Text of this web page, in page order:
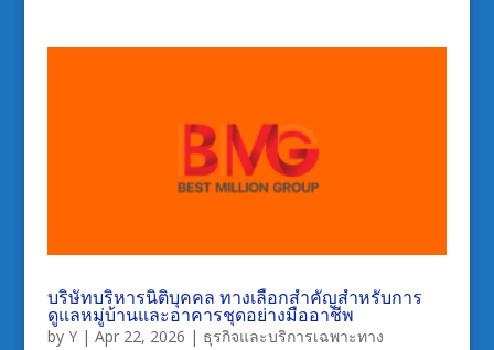
บริษัทบริหารนิติบุคคล ทางเลือกสำคัญสำหรับการ
ดูแลหมู่บ้านและอาคารชุดอย่างมืออาชีพ
by Y| Apr 22, 2026 | ธุรกิจและบริการเฉพาะทาง